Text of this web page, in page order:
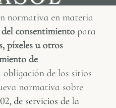
normativa en materia
consentimiento para
píxeles u otros
de
de los sitios
normativa sobre
de servicios de la